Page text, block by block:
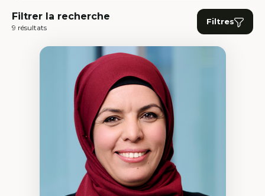
Filtrer la recherche
9 résultats
Filtres